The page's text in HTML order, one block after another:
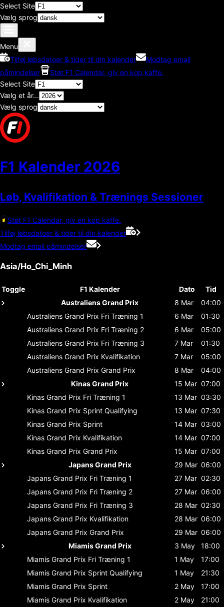
Select Site
Vælg sprog
Menu
Tilføj løbsdatoer & tider til din kalender
Modtag email
påmindelser
Støt F1 Calendar, giv en kop kaffe.
Select Site
Vælg et år...
Vælg sprog
F1 Kalender 2026
Løb, Kvalifikation & Trænings Sessioner
Støt F1 Calendar, giv en kop kaffe.
Tilføj løbsdatoer & tider til din kalender
Modtag email påmindelser
Asia/Ho_Chi_Minh
Toggle F1 Kalender Dato
Tid
Australiens Grand Prix
8 Mar
04:00
Australiens Grand Prix Fri Træning 1 6 Mar
01:30
Australiens Grand Prix Fri Træning 2 6 Mar
05:00
Australiens Grand Prix Fri Træning 3 7 Mar
01:30
Australiens Grand Prix Kvalifikation 7 Mar
05:00
Australiens Grand Prix Grand Prix 8 Mar
04:00
Kinas Grand Prix
15 Mar 07:00
Kinas Grand Prix Fri Træning 1 13 Mar 03:30
Kinas Grand Prix Sprint Qualifying 13 Mar 07:30
Kinas Grand Prix Sprint 14 Mar 03:00
Kinas Grand Prix Kvalifikation 14 Mar 07:00
Kinas Grand Prix Grand Prix 15 Mar 07:00
Japans Grand Prix
29 Mar 06:00
Japans Grand Prix Fri Træning 1 27 Mar 02:30
Japans Grand Prix Fri Træning 2 27 Mar 06:00
Japans Grand Prix Fri Træning 3 28 Mar 02:30
Japans Grand Prix Kvalifikation 28 Mar 06:00
Japans Grand Prix Grand Prix 29 Mar 06:00
Miamis Grand Prix
3 May
18:00
Miamis Grand Prix Fri Træning 1 1 May
17:00
Miamis Grand Prix Sprint Qualifying 1 May
21:30
Miamis Grand Prix Sprint 2 May
17:00
Miamis Grand Prix Kvalifikation 2 May
21:00